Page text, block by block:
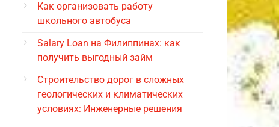
Как организовать работу
школьного автобуса
Salary Loan на Филиппинах: как
получить выгодный займ
Строительство дорог в сложных
геологических и климатических
условиях: Инженерные решения